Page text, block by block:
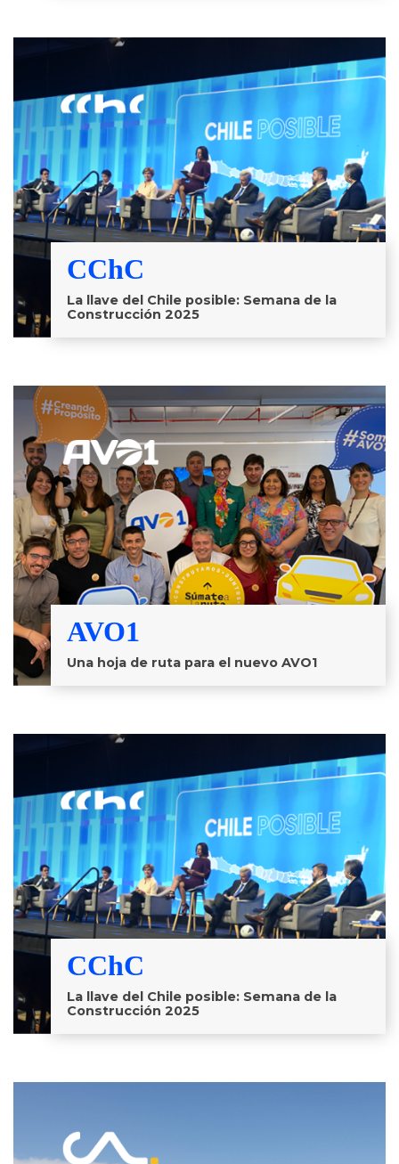
CChC
La llave del Chile posible: Semana de la
Construcción 2025
AVO1
Una hoja de ruta para el nuevo AVO1
CChC
La llave del Chile posible: Semana de la
Construcción 2025